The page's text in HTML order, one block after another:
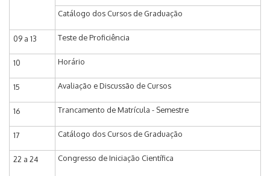
Catálogo dos Cursos de Graduação
09 a 13 Teste de Proficiência
10 Horário
15 Avaliação e Discussão de Cursos
16 Trancamento de Matrícula - Semestre
17 Catálogo dos Cursos de Graduação
22 a 24 Congresso de Iniciação Científica